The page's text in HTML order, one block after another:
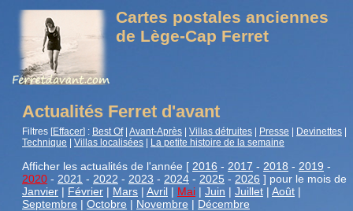
Cartes postales anciennes
de Lège-Cap Ferret
Actualités Ferret d'avant
Filtres [Effacer] : Best Of| Avant-Après Villas détruites Presse Devinettes
Technique
Villas localisées La petite histoire de la semaine
Afficher les actualités de l'année [ 2016 - 2017 - 2018 - 2019 -
2020 - 2021 - 2022 - 2023 - 2024 - 2025 - 2026 ] pour le mois de
Janvier | Février | Mars | Avril | Mai | Juin | Juillet | Août |
Septembre | Octobre | Novembre | Décembre